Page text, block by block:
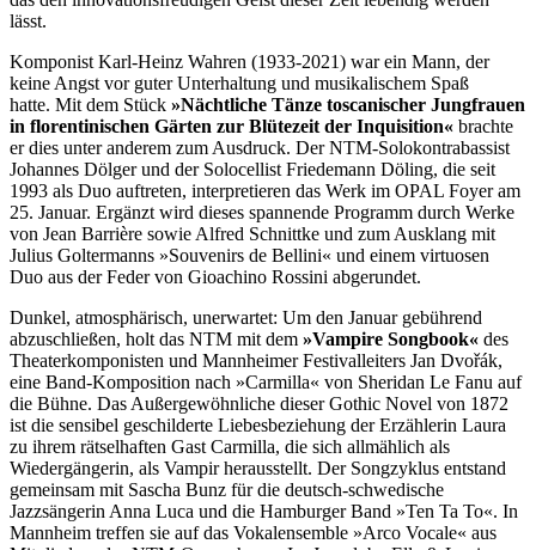
lässt.
Komponist Karl-Heinz Wahren (1933-2021) war ein Mann, der
keine Angst vor guter Unterhaltung und musikalischem Spaß
hatte. Mit dem Stück »Nächtliche Tänze toscanischer Jungfrauen
in florentinischen Gärten zur Blütezeit der Inquisition« brachte
er dies unter anderem zum Ausdruck. Der NTM-Solokontrabassist
Johannes Dölger und der Solocellist Friedemann Döling, die seit
1993 als Duo auftreten, interpretieren das Werk im OPAL Foyer am
25. Januar. Ergänzt wird dieses spannende Programm durch Werke
von Jean Barrière sowie Alfred Schnittke und zum Ausklang mit
Julius Goltermanns »Souvenirs de Bellini« und einem virtuosen
Duo aus der Feder von Gioachino Rossini abgerundet.
Dunkel, atmosphärisch, unerwartet: Um den Januar gebührend
abzuschließen, holt das NTM mit dem »Vampire Songbook« des
Theaterkomponisten und Mannheimer Festivalleiters Jan Dvořák,
eine Band-Komposition nach »Carmilla« von Sheridan Le Fanu auf
die Bühne. Das Außergewöhnliche dieser Gothic Novel von 1872
ist die sensibel geschilderte Liebesbeziehung der Erzählerin Laura
zu ihrem rätselhaften Gast Carmilla, die sich allmählich als
Wiedergängerin, als Vampir herausstellt. Der Songzyklus entstand
gemeinsam mit Sascha Bunz für die deutsch-schwedische
Jazzsängerin Anna Luca und die Hamburger Band »Ten Ta To«. In
Mannheim treffen sie auf das Vokalensemble »Arco Vocale« aus